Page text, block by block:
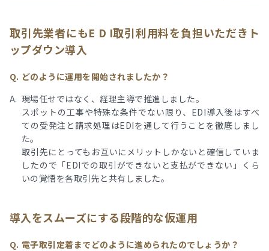
取引先業者にもE D I取引利用料を負担いただきト
ップダウン導入
どのように運用を開始されましたか？
現場任せではなく、経理主導で推進しました。
スポットの工事や特殊な条件でない限り、EDI導入後はすべ
ての受発注と請求処理はEDIを通して行うことを徹底しまし
た。
取引先にとってもお互いにメリットしかないと確信していま
したので「EDIでの取引ができないと支払ができない」くら
いの覚悟を各取引先と共有しました。
導入をスムーズにする段階的な仮運用
電子取引定着までどのように進められたのでしょうか？